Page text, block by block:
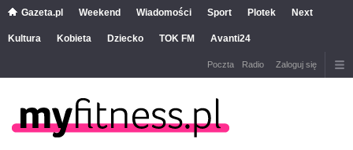
Gazeta.pl Weekend Wiadomości Sport Plotek Next
Kultura Kobieta Dziecko TOK FM Avanti24
Poczta Radio Zaloguj się